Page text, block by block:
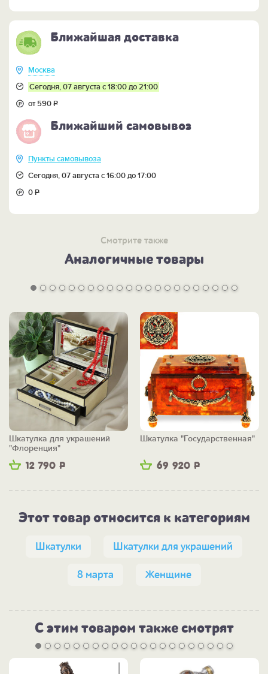
Ближайшая доставка
Москва
Сегодня, 07 августа с 18:00 до 21:00
от 590Р
Ближайший самовывоз
Пункты самовывоза
Сегодня, 07 августа с 16:00 до 17:00
0Р
Смотрите также
Аналогичные товары
12 790 Р
Шкатулка для украшений
"Флоренция"
69 920 Р
Шкатулка "Государственная"
Этот товар относится к категориям
Шкатулки Шкатулки для украшений
8 марта Женщине
С этим товаром также смотрят